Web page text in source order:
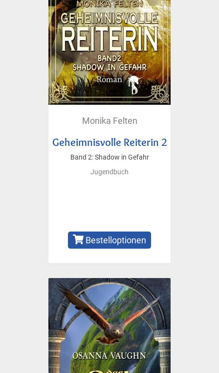
Monika Felten
Geheimnisvolle Reiterin 2
Band 2: Shadow in Gefahr
Jugendbuch
Bestelloptionen